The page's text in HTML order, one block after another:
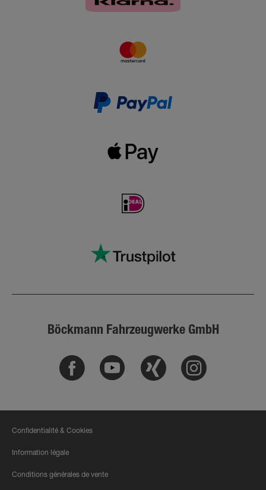
Böckmann Fahrzeugwerke GmbH
Facebook Youtube Xing Instagram
Confidentialité & Cookies
Information légale
Conditions générales de vente